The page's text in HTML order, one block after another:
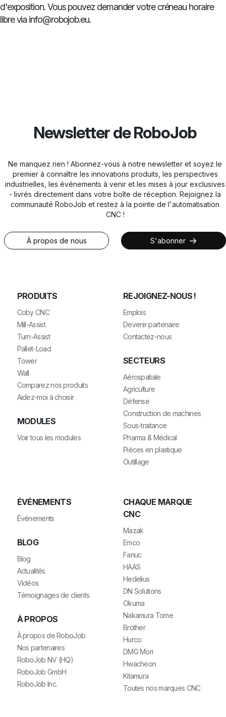
d'exposition. Vous pouvez demander votre créneau horaire
libre via info@robojob.eu.
Newsletter de RoboJob
Ne manquez rien ! Abonnez-vous à notre newsletter et soyez le
premier à connaître les innovations produits, les perspectives
industrielles, les événements à venir et les mises à jour exclusives
- livrés directement dans votre boîte de réception. Rejoignez la
communauté RoboJob et restez à la pointe de l'automatisation
CNC !
À propos de nous S'abonner
PRODUITS
Coby CNC
Mill-Assist
Turn-Assist
Pallet-Load
Tower
Wall
Comparez nos produits
Aidez-moi à choisir
MODULES
Voir tous les modules
REJOIGNEZ-NOUS !
Emplois
Devenir partenaire
Contactez-nous
SECTEURS
Aérospatiale
Agriculture
Défense
Construction de machines
Sous-traitance
Pharma & Médical
Pièces en plastique
Outillage
ÉVÉNEMENTS
Événements
BLOG
Blog
Actualités
Vidéos
Témoignages de clients
À PROPOS
À propos de RoboJob
Nos partenaires
RoboJob NV (HQ)
RoboJob GmbH
RoboJob Inc.
CHAQUE MARQUE
CNC
Mazak
Emco
Fanuc
HAAS
Hedelius
DN Solutions
Okuma
Nakamura Tome
Brother
Hurco
DMG Mori
Hwacheon
Kitamura
Toutes nos marques CNC